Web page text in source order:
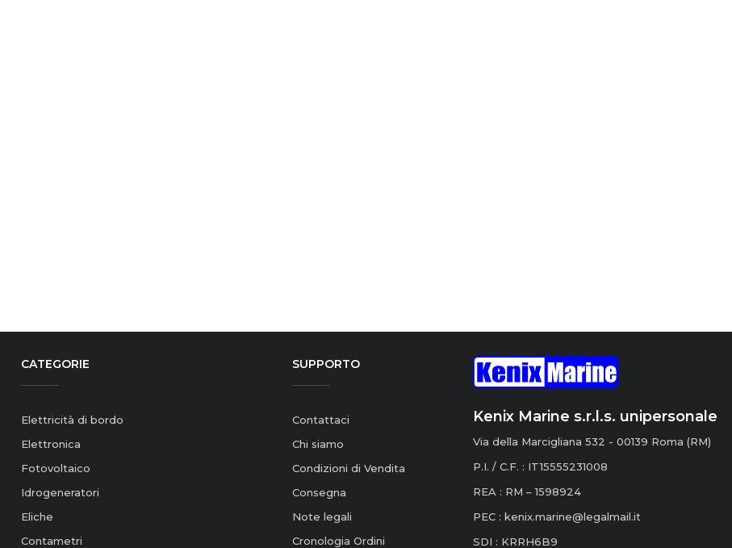
CATEGORIE
Elettricità di bordo
Elettronica
Fotovoltaico
Idrogeneratori
Eliche
Contametri
SUPPORTO
Contattaci
Chi siamo
Condizioni di Vendita
Consegna
Note legali
Cronologia Ordini
Kenix Marine s.r.l.s. unipersonale
Via della Marcigliana 532 - 00139 Roma (RM)
P.I. / C.F. : IT15555231008
REA : RM – 1598924
PEC : kenix.marine@legalmail.it
SDI : KRRH6B9